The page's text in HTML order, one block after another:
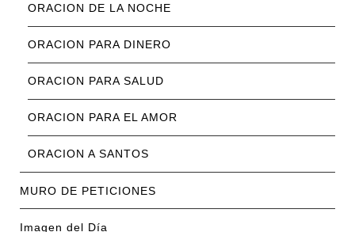
ORACION DE LA NOCHE
ORACION PARA DINERO
ORACION PARA SALUD
ORACION PARA EL AMOR
ORACION A SANTOS
MURO DE PETICIONES
Imagen del Día